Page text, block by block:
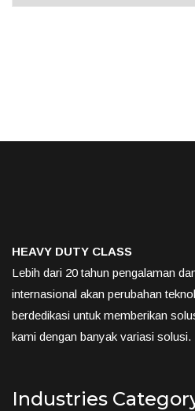
HEAVY DUTY CLASS
Lebih dari 20 tahun pengalaman
internasional akan perubahan
berdedikasi untuk memberikan
kami dengan banyak variasi solusi.
Industries